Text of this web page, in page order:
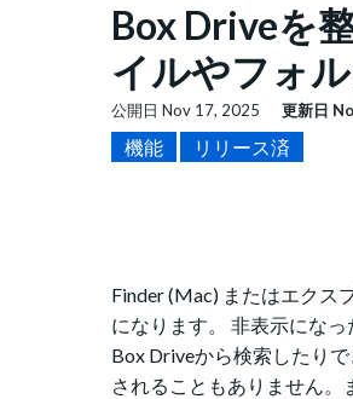
Box Driveを
イルやフォ
公開日 Nov 17, 2025 更新日
機能 リリース済
Finder (Mac) またはエクス
になります。 非表示にな
Box Driveから検索したり
されることもありません